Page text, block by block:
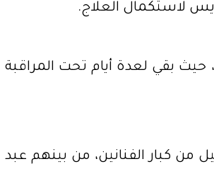
لاستكمال العلاج.
بقي لعدة أيام تحت المراقبة
1952، وبرز خلال مسيرته الفنية ضمن جيل من كبار الفنانين، من بينهم عبد